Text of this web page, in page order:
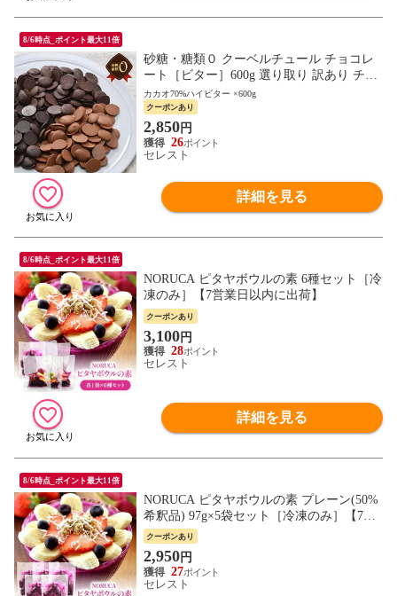
8/6時点_ポイント最大11倍
砂糖・糖類０ クーベルチュール チョコレ
ート［ビター］600g 選り取り 訳あり チョ
コ［冷蔵/冷凍可］【7営業日以内に出荷】
カカオ70%ハイビター ×600g
クーポンあり
2,850円
26
セレスト
詳細を見る
8/6時点_ポイント最大11倍
NORUCA ピタヤボウルの素 6種セット［冷
凍のみ］【7営業日以内に出荷】
クーポンあり
3,100円
28
セレスト
詳細を見る
8/6時点_ポイント最大11倍
NORUCA ピタヤボウルの素 プレーン(50%
希釈品) 97g×5袋セット［冷凍のみ］【7営
業日以内に出荷】[R]
クーポンあり
2,950円
27
セレスト